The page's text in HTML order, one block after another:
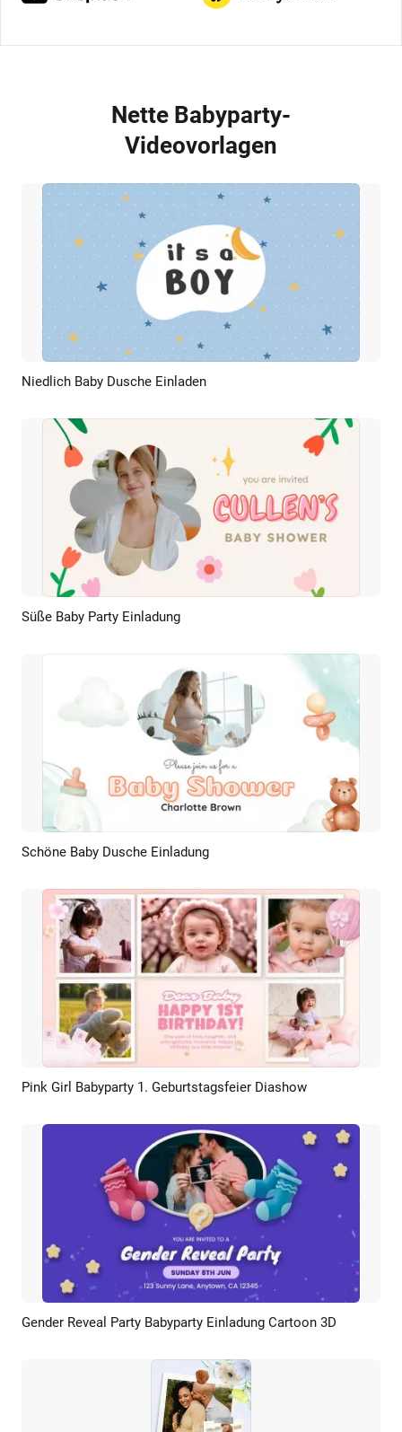
Nette Babyparty-
Videovorlagen
Vorschau
Niedlich Baby Dusche Einladen
Vorschau
Süße Baby Party Einladung
Vorschau
Schöne Baby Dusche Einladung
Vorschau KI Erstellen
Pink Girl Babyparty 1. Geburtstagsfeier Diashow
Vorschau KI Erstellen
Gender Reveal Party Babyparty Einladung Cartoon 3D